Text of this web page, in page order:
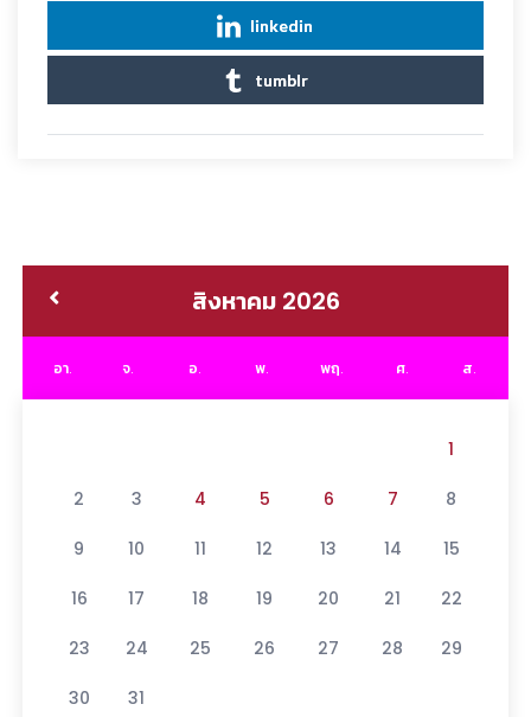
linkedin
tumblr
สิงหาคม 2026
อา. จ. อ. พ. พฤ. ศ. ส.
1
2 3 4 5 6 7 8
9 10 11 12 13 14 15
16 17 18 19 20 21 22
23 24 25 26 27 28 29
30 31